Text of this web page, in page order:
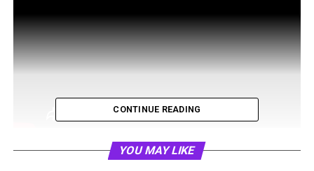
CONTINUE READING
YOU MAY LIKE